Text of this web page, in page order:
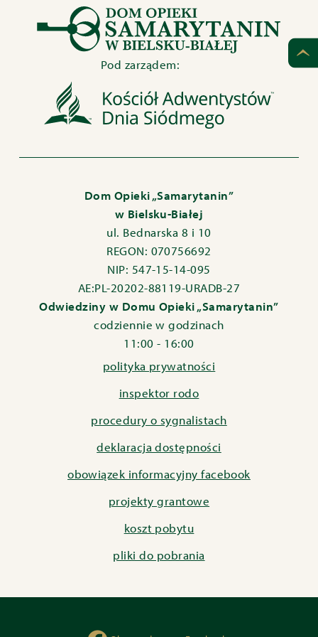
Pod zarządem:
Dom Opieki „Samarytanin”
w Bielsku-Białej
ul. Bednarska 8 i 10
REGON: 070756692
NIP: 547-15-14-095
AE:PL-20202-88119-URADB-27
Odwiedziny w Domu Opieki „Samarytanin”
codziennie w godzinach
11:00 - 16:00
polityka prywatności
inspektor rodo
procedury o sygnalistach
deklaracja dostępności
obowiązek informacyjny facebook
projekty grantowe
koszt pobytu
pliki do pobrania